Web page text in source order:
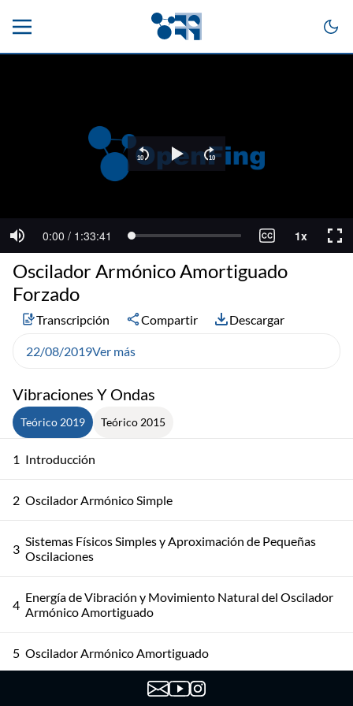
Vibraciones Y Ondas
Teórico 2019 Teórico 2015
1 Introducción
2 Oscilador Armónico Simple
3 Sistemas Físicos Simples y Aproximación de Pequeñas
Oscilaciones
4 Energía de Vibración y Movimiento Natural del Oscilador
Armónico Amortiguado
5 Oscilador Armónico Amortiguado
Oscilador Armónico Amortiguado Forzado
Oscilador Armónico Amortiguado
Forzado
Transcripción Compartir Descargar
22/08/2019Ver más